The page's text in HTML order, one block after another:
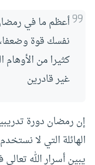
أعظم ما في
نفسك قوة وضعفا،
كثيرا من الأوهام
غير قادرين
إن رمضان دورة
الهائلة التي لا
يبين أسرار الله